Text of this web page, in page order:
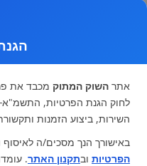
אתר השוק המתוק מכבד את
השירות, ביצוע הזמנות
באישורך הנך מסכים/ה
הפרטיות ובתקנון האתר.